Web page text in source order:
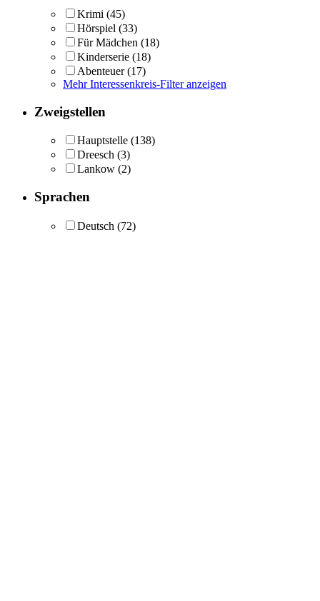
Krimi (45)
Hörspiel (33)
Für Mädchen (18)
Kinderserie (18)
Abenteuer (17)
Mehr Interessenkreis-Filter anzeigen
Zweigstellen
Hauptstelle (138)
Dreesch (3)
Lankow (2)
Sprachen
Deutsch (72)